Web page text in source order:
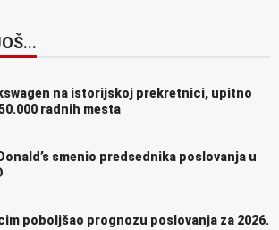
na istorijskoj prekretnici, upitno
radnih mesta
smenio predsednika poslovanja u
poboljšao prognozu poslovanja za 2026.